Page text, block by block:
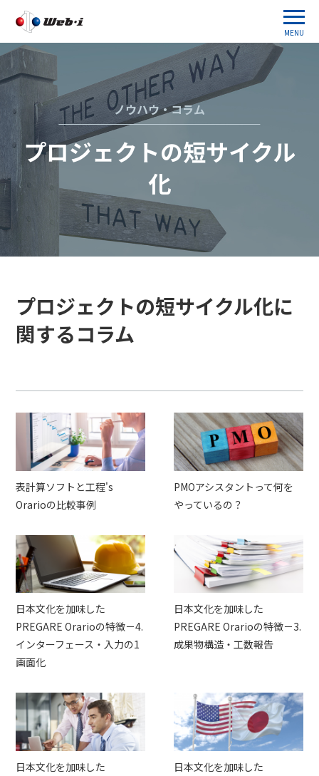
MENU
ノウハウ・コラム
プロジェクトの短サイクル
化
プロジェクトの短サイクル化に
関するコラム
表計算ソフトと工程's
Orarioの比較事例
PMOアシスタントって何を
やっているの？
日本文化を加味した
PREGARE Orarioの特徴－4.
インターフェース・入力の1
画面化
日本文化を加味した
PREGARE Orarioの特徴－3.
成果物構造・工数報告
日本文化を加味した
日本文化を加味した